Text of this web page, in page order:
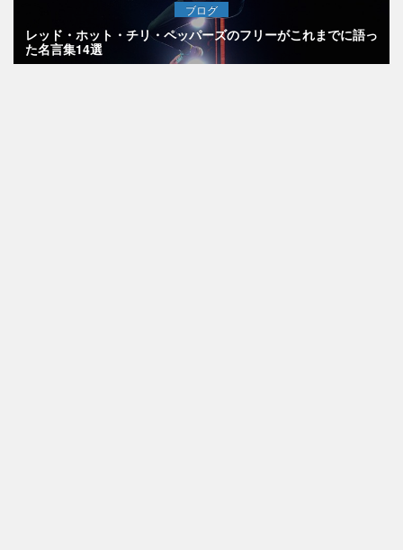
ブログ
レッド・ホット・チリ・ペッパーズのフリーがこれまでに語っ
た名言集14選